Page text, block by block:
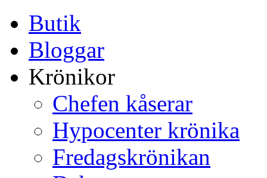
Butik
Bloggar
Krönikor
Chefen kåserar
Hypocenter krönika
Fredagskrönikan